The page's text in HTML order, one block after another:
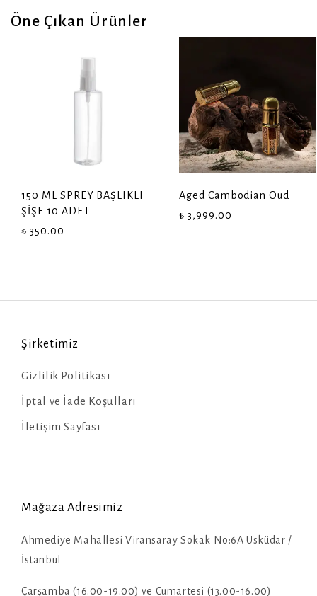
Öne Çıkan Ürünler
150 ML SPREY BAŞLIKLI
ŞİŞE 10 ADET
₺ 350.00
Aged Cambodian Oud
₺ 3,999.00
Şirketimiz
Gizlilik Politikası
İptal ve İade Koşulları
İletişim Sayfası
Mağaza Adresimiz
Ahmediye Mahallesi Viransaray Sokak No:6A Üsküdar /
İstanbul
Çarşamba (16.00-19.00) ve Cumartesi (13.00-16.00)